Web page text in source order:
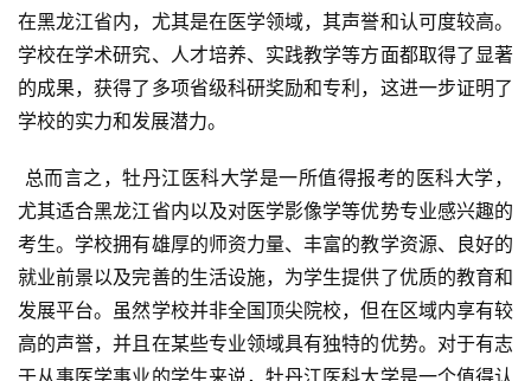
在黑龙江省内，尤其是在医学领域，其声誉和认可度较高。
学校在学术研究、人才培养、实践教学等方面都取得了显著
的成果，获得了多项省级科研奖励和专利，这进一步证明了
学校的实力和发展潜力。
尤其适合黑龙江省内以及对医学影像学等优势专业感兴趣的
考生。学校拥有雄厚的师资力量、丰富的教学资源、良好的
就业前景以及完善的生活设施，为学生提供了优质的教育和
发展平台。虽然学校并非全国顶尖院校，但在区域内享有较
高的声誉，并且在某些专业领域具有独特的优势。对于有志
于从事医学事业的学生来说，牡丹江医科大学是一个值得认